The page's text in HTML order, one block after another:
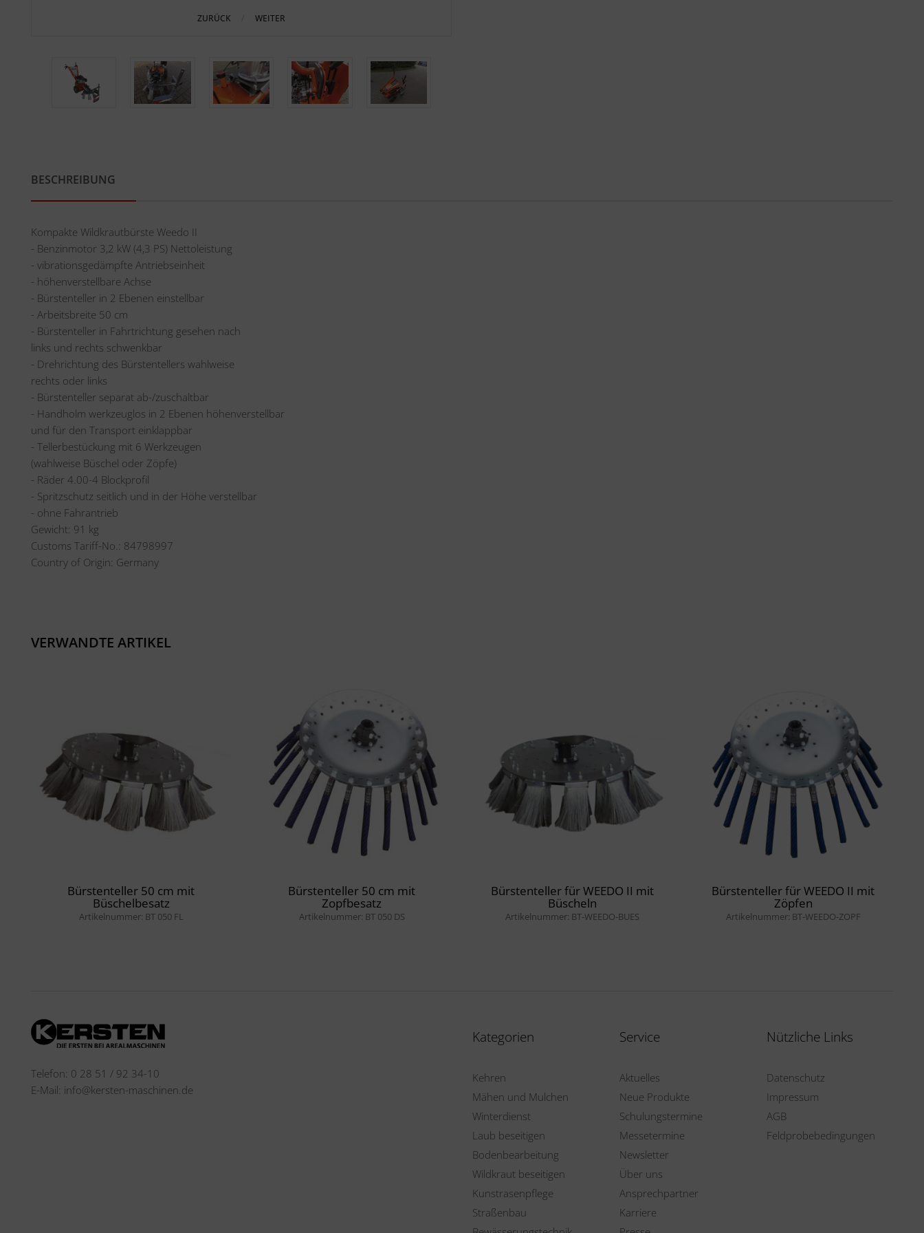
ZURÜCK WEITER
BESCHREIBUNG
Kompakte Wildkrautbürste Weedo II
- Benzinmotor 3,2 kW (4,3 PS) Nettoleistung
- vibrationsgedämpfte Antriebseinheit
- höhenverstellbare Achse
- Bürstenteller in 2 Ebenen einstellbar
- Arbeitsbreite 50 cm
- Bürstenteller in Fahrtrichtung gesehen nach
links und rechts schwenkbar
- Drehrichtung des Bürstentellers wahlweise
rechts oder links
- Bürstenteller separat ab-/zuschaltbar
- Handholm werkzeuglos in 2 Ebenen höhenverstellbar
und für den Transport einklappbar
- Tellerbestückung mit 6 Werkzeugen
(wahlweise Büschel oder Zöpfe)
- Räder 4.00-4 Blockprofil
- Spritzschutz seitlich und in der Höhe verstellbar
- ohne Fahrantrieb
Gewicht: 91 kg
Customs Tariff-No.: 84798997
Country of Origin: Germany
VERWANDTE ARTIKEL
Bürstenteller 50 cm mit
Büschelbesatz
Artikelnummer: BT 050 FL
Bürstenteller 50 cm mit
Zopfbesatz
Artikelnummer: BT 050 DS
Bürstenteller für WEEDO II mit
Büscheln
Artikelnummer: BT-WEEDO-BUES
Bürstenteller für WEEDO II mit
Zöpfen
Artikelnummer: BT-WEEDO-ZOPF
Telefon: 0 28 51 / 92 34-10
E-Mail: info@kersten-maschinen.de
Kategorien
Kehren
Mähen und Mulchen
Winterdienst
Laub beseitigen
Bodenbearbeitung
Wildkraut beseitigen
Kunstrasenpflege
Straßenbau
Service
Aktuelles
Neue Produkte
Schulungstermine
Messetermine
Newsletter
Über uns
Ansprechpartner
Karriere
Nützliche Links
Datenschutz
Impressum
AGB
Feldprobebedingungen